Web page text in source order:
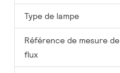
Type de lampe
Référence de mesure de
flux